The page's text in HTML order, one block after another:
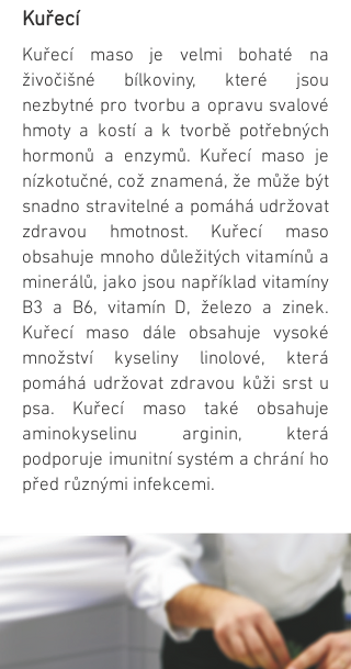
Kuřecí
Kuřecí maso je velmi bohaté na
živočišné bílkoviny, které jsou
nezbytné pro tvorbu a opravu svalové
hmoty a kostí a k tvorbě potřebných
hormonů a enzymů. Kuřecí maso je
nízkotučné, což znamená, že může být
snadno stravitelné a pomáhá udržovat
zdravou hmotnost. Kuřecí maso
obsahuje mnoho důležitých vitamínů a
minerálů, jako jsou například vitamíny
B3 a B6, vitamín D, železo a zinek.
Kuřecí maso dále obsahuje vysoké
množství kyseliny linolové, která
pomáhá udržovat zdravou kůži srst u
psa. Kuřecí maso také obsahuje
aminokyselinu arginin, která
podporuje imunitní systém a chrání ho
před různými infekcemi.